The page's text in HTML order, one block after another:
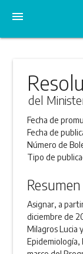
menu
del
Fecha de
Fecha de
Número de
Tipo de
Resumen
Asignar, a
diciembre de
Milagros Lucia
Epidemiología,